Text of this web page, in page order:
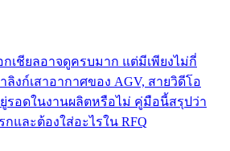
กเชียลอาจดูครบมาก แต่มีเพียงไม่กี่
งก์เสาอากาศของ AGV, สายวิดีโอ
รอดในงานผลิตหรือไม่ คู่มือนี้สรุปว่า
และต้องใส่อะไรใน RFQ